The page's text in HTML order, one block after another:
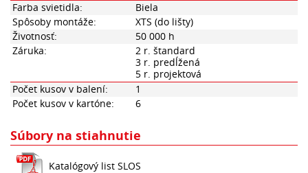
Farba svietidla:
Biela
Spôsoby montáže:
XTS (do lišty)
Životnosť:
50 000 h
Záruka:
2 r. štandard
3 r. predĺžená
5 r. projektová
Počet kusov v balení:
1
Počet kusov v kartóne:
6
Súbory na stiahnutie
Katalógový list SLOS